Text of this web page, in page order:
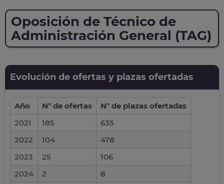
Oposición de Técnico de
Administración General (TAG)
Evolución de ofertas y plazas ofertadas
Año Nº de ofertas
Nº de plazas ofertadas
2021
185
635
2022
104
478
2023
25
106
2024
2
8